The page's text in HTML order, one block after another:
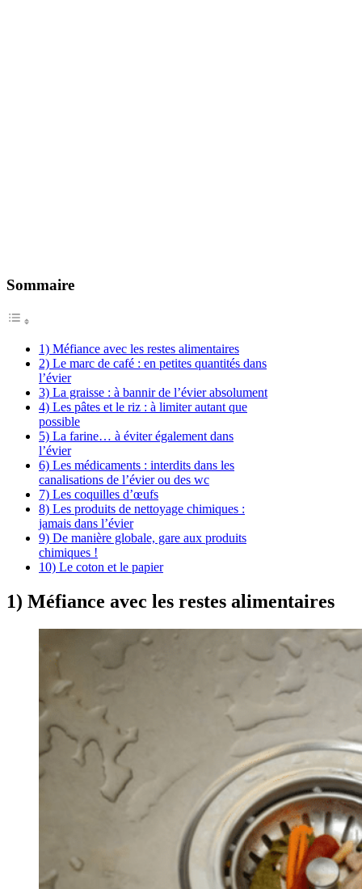
Sommaire
1) Méfiance avec les restes alimentaires
2) Le marc de café : en petites quantités dans
l’évier
3) La graisse : à bannir de l’évier absolument
4) Les pâtes et le riz : à limiter autant que
possible
5) La farine… à éviter également dans
l’évier
6) Les médicaments : interdits dans les
canalisations de l’évier ou des wc
7) Les coquilles d’œufs
8) Les produits de nettoyage chimiques :
jamais dans l’évier
9) De manière globale, gare aux produits
chimiques !
10) Le coton et le papier
1) Méfiance avec les restes alimentaires